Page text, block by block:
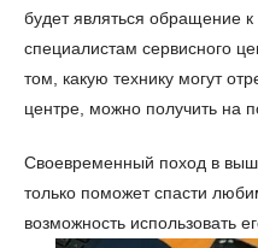
будет являться обращение
специалистам сервисного
том, какую технику могут
центре, можно получить на
Своевременный поход в
только поможет спасти
возможность использовать